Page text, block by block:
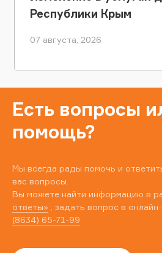
Республики Крым
07 августа, 2026
Есть вопросы
помощь?
Мы всегда рады помочь и
вас вопросы.
Вы можете найти информацию в
ответы» , задать вопрос в
(8634) 65-71-99